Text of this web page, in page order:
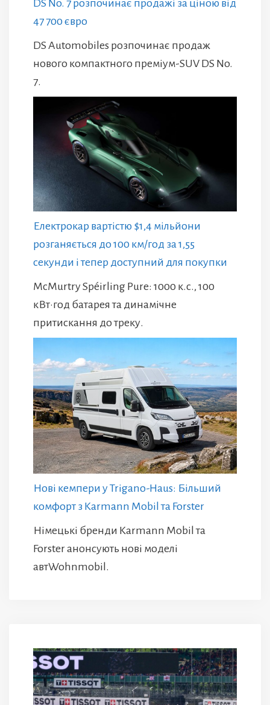
DS No. 7 розпочинає продажі за ціною від
47 700 євро
DS Automobiles розпочинає продаж
нового компактного преміум-SUV DS No.
7.
Електрокар вартістю $1,4 мільйони
розганяється до 100 км/год за 1,55
секунди і тепер доступний для покупки
McMurtry Spéirling Pure: 1000 к.с., 100
кВт·год батарея та динамічне
притискання до треку.
Нові кемпери у Trigano-Haus: Більший
комфорт з Karmann Mobil та Forster
Німецькі бренди Karmann Mobil та
Forster анонсують нові моделі
автWohnmobil.